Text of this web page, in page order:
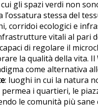
gli spazi verdi non
l’ossatura stessa del
corridoi ecologici e
vitali al pari
di regolare il
la qualità della vita.
come alternativa
: luoghi in cui la natura
i quartieri, le
le comunità più sane